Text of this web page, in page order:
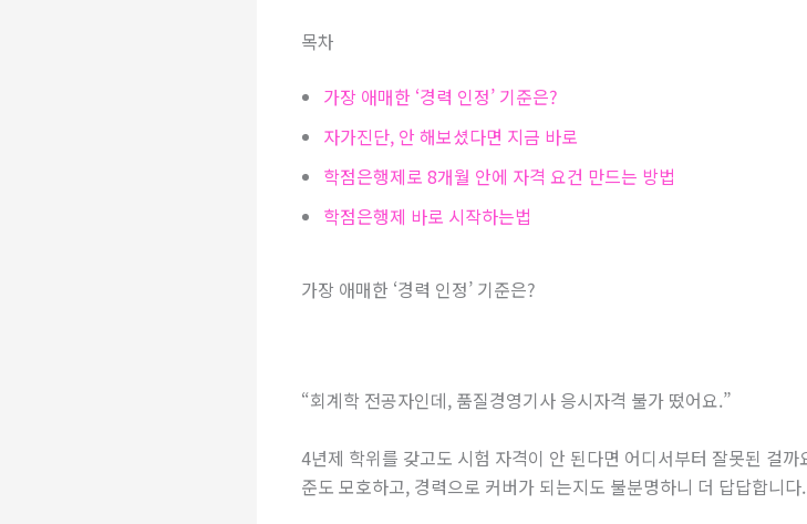
목차
가장 애매한 ‘경력 인정’ 기준은?
자가진단, 안 해보셨다면 지금 바로
학점은행제로 8개월 안에 자격 요건 만드는 방법
학점은행제 바로 시작하는법
가장 애매한 ‘경력 인정’ 기준은?
“회계학 전공자인데, 품질경영기사 응시자격 불가 떴어요.”
4년제 학위를 갖고도 시험 자격이 안 된다면 어디서부터 잘못된 걸
준도 모호하고, 경력으로 커버가 되는지도 불분명하니 더 답답합니다.